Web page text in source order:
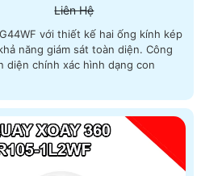
Liên Hệ
với thiết kế hai ống kính kép
giám sát toàn diện. Công
diện chính xác hình dạng con